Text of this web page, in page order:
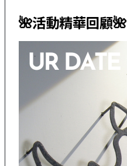
🌺活動精華回顧🌺